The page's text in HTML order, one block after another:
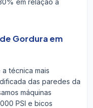
em relação a
Gordura em
a técnica mais
das paredes da
máquinas
PSI e bicos